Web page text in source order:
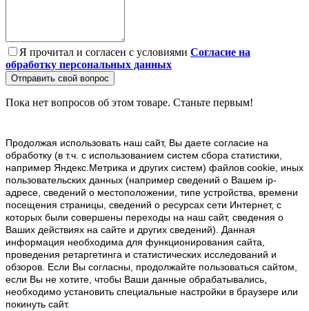
Я прочитал и согласен с условиями Согласие на
обработку персональных данных
Отправить свой вопрос
Пока нет вопросов об этом товаре. Станьте первым!
Продолжая использовать наш cайт, Вы даете согласие на
обработку (в т.ч. с использованием систем сбора статистики,
например Яндекс.Метрика и других систем) файлов cookie, иных
пользовательских данных (например сведений о Вашем ip-
адресе, сведений о местоположении, типе устройства, времени
посещения страницы, сведений о ресурсах сети Интернет, с
которых были совершены переходы на наш сайт, сведения о
Ваших действиях на сайте и других сведений). Данная
информация необходима для функционирования сайта,
проведения ретаргетинга и статистических исследований и
обзоров. Если Вы согласны, продолжайте пользоваться сайтом,
если Вы не хотите, чтобы Ваши данные обрабатывались,
необходимо установить специальные настройки в браузере или
покинуть сайт.